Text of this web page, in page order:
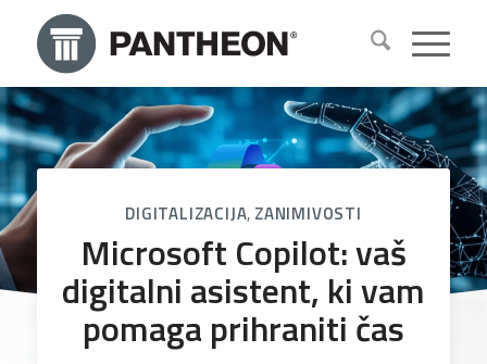
DIGITALIZACIJA, ZANIMIVOSTI
Microsoft Copilot: vaš
digitalni asistent, ki vam
pomaga prihraniti čas